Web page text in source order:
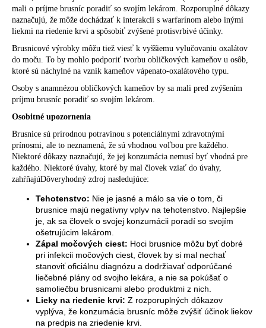
mali o príjme brusníc poradiť so svojím lekárom. Rozporuplné dôkazy
naznačujú, že môže dochádzať k interakcii s warfarínom alebo inými
liekmi na riedenie krvi a spôsobiť zvýšené protisvrbivé účinky.
Brusnicové výrobky môžu tiež viesť k vyššiemu vylučovaniu oxalátov
do moču. To by mohlo podporiť tvorbu obličkových kameňov u osôb,
ktoré sú náchylné na vznik kameňov vápenato-oxalátového typu.
Osoby s anamnézou obličkových kameňov by sa mali pred zvýšením
príjmu brusníc poradiť so svojím lekárom.
Osobitné upozornenia
Brusnice sú prírodnou potravinou s potenciálnymi zdravotnými
prínosmi, ale to neznamená, že sú vhodnou voľbou pre každého.
Niektoré dôkazy naznačujú, že jej konzumácia nemusí byť vhodná pre
každého. Niektoré úvahy, ktoré by mal človek vziať do úvahy,
zahŕňajúDôveryhodný zdroj nasledujúce:
Tehotenstvo: Nie je jasné a málo sa vie o tom, či
brusnice majú negatívny vplyv na tehotenstvo. Najlepšie
je, ak sa človek o svojej konzumácii poradí so svojím
ošetrujúcim lekárom.
Zápal močových ciest: Hoci brusnice môžu byť dobré
pri infekcii močových ciest, človek by si mal nechať
stanoviť oficiálnu diagnózu a dodržiavať odporúčané
liečebné plány od svojho lekára, a nie sa pokúšať o
samoliečbu brusnicami alebo produktmi z nich.
Lieky na riedenie krvi: Z rozporuplných dôkazov
vyplýva, že konzumácia brusníc môže zvýšiť účinok liekov
na predpis na zriedenie krvi.